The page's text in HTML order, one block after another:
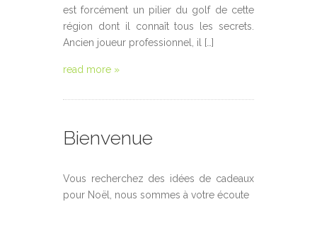
est forcément un pilier du golf de cette
région dont il connaît tous les secrets.
Ancien joueur professionnel, il […]
read more »
Bienvenue
Vous recherchez des idées de cadeaux
pour Noël, nous sommes à votre écoute